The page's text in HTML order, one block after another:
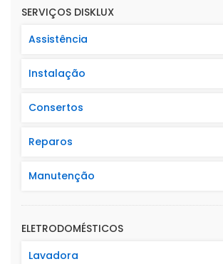
SERVIÇOS DISKLUX
Assistência
Instalação
Consertos
Reparos
Manutenção
ELETRODOMÉSTICOS
Lavadora